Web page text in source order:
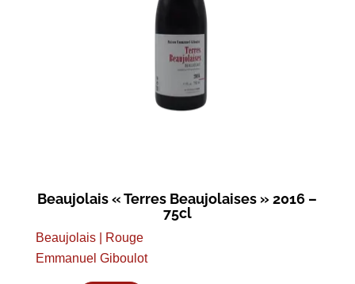
Beaujolais « Terres Beaujolaises » 2016 –
75cl
Beaujolais | Rouge
Emmanuel Giboulot